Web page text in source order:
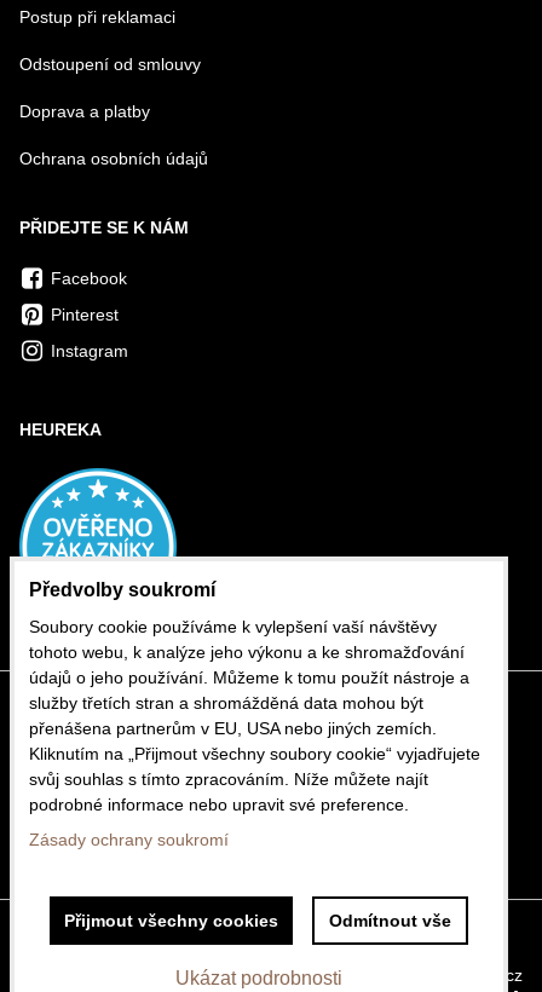
Postup při reklamaci
Odstoupení od smlouvy
Doprava a platby
Ochrana osobních údajů
PŘIDEJTE SE K NÁM
Facebook
Pinterest
Instagram
HEUREKA
Předvolby soukromí Zásady ochrany soukromí
Vytvořeno systémem: ByznysWeb.cz
Předvolby soukromí
Soubory cookie používáme k vylepšení vaší návštěvy
tohoto webu, k analýze jeho výkonu a ke shromažďování
údajů o jeho používání. Můžeme k tomu použít nástroje a
služby třetích stran a shromážděná data mohou být
přenášena partnerům v EU, USA nebo jiných zemích.
Kliknutím na „Přijmout všechny soubory cookie“ vyjadřujete
svůj souhlas s tímto zpracováním. Níže můžete najít
podrobné informace nebo upravit své preference.
Zásady ochrany soukromí
Ukázat podrobnosti
Přijmout všechny cookies Odmítnout vše